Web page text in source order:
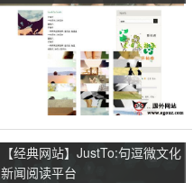
【经典网站】JustTo:句逗微文化
新闻阅读平台